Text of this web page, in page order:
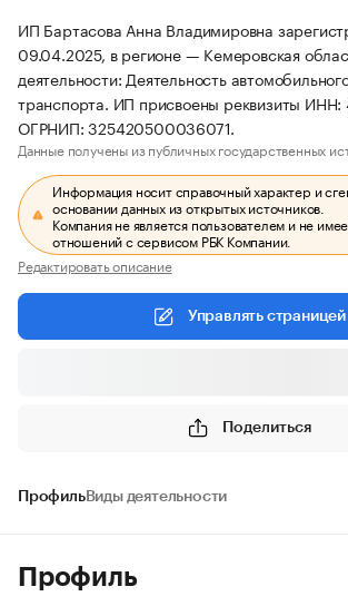
ИП Бартасова Анна Владимировна
09.04.2025, в регионе — Кемеровская
деятельности: Деятельность
транспорта. ИП присвоены реквизиты
ОГРНИП: 325420500036071.
Данные получены из публичных государственных
Информация носит справочный характер и
основании данных из открытых источников.
Компания не является пользователем и не
отношений с сервисом РБК Компании.
Редактировать описание
Управлять страницей
Поделиться
ПрофильВиды деятельности
Профиль